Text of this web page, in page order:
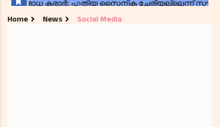
Home News Social Media